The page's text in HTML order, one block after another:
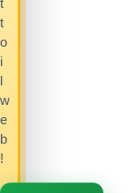
t
t
o
i
l
w
e
b
!